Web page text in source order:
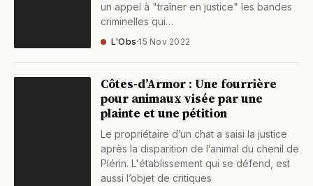
un appel à "traîner en justice" les bandes
criminelles qui…
L'Obs·15 Nov 2022
Côtes-d’Armor : Une fourrière
pour animaux visée par une
plainte et une pétition
Le propriétaire d’un chat a saisi la justice
après la disparition de l’animal du chenil de
Plérin. L'établissement qui se défend, est
aussi l’objet de critiques